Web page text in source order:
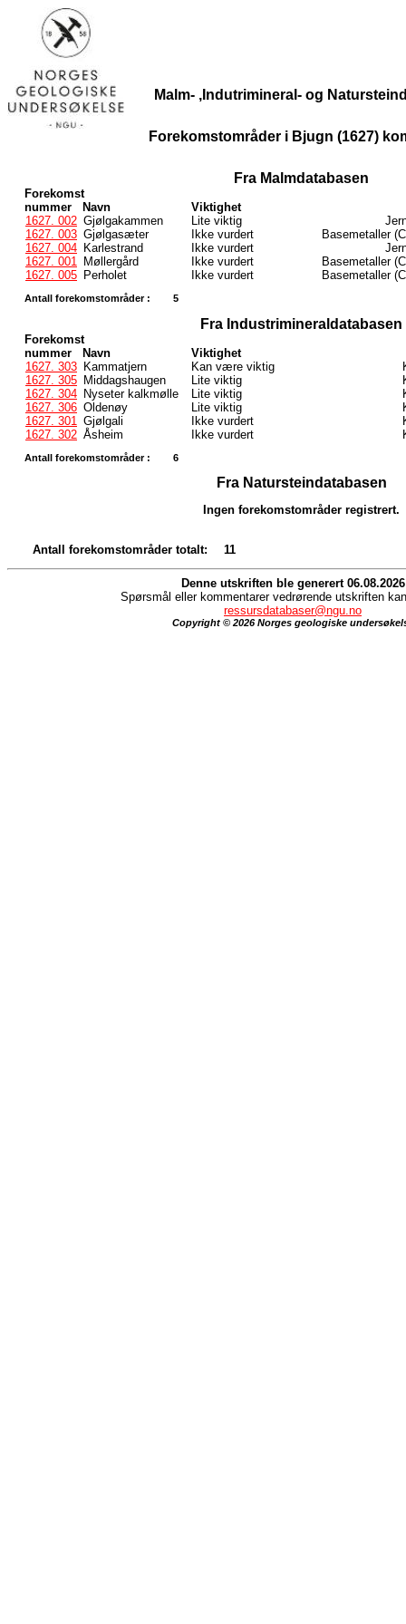
Malm- ,Indutrimineral- og
Forekomstområder i Bjugn (1627)
Fra Malmdatabasen
Forekomst
nummer
Navn
Viktighet
1627. 002 Gjølgakammen Lite viktig
1627. 003 Gjølgasæter Ikke vurdert
Basemetaller
1627. 004 Karlestrand Ikke vurdert
1627. 001 Møllergård Ikke vurdert
Basemetaller
1627. 005 Perholet Ikke vurdert Basemetaller
Antall forekomstområder : 5
Fra Industrimineraldatabasen
Forekomst
nummer
Navn
Viktighet
1627. 303 Kammatjern Kan være viktig
1627. 305 Middagshaugen Lite viktig
1627. 304 Nyseter kalkmølle Lite viktig
1627. 306 Oldenøy Lite viktig
1627. 301 Gjølgali Ikke vurdert
1627. 302 Åsheim Ikke vurdert
Antall forekomstområder : 6
Fra Natursteindatabasen
Ingen forekomstområder registrert.
Antall forekomstområder totalt: 11
Denne utskriften ble generert 06.08.2026
Spørsmål eller kommentarer vedrørende utskriften
ressursdatabaser@ngu.no
Copyright © 2026 Norges geologiske